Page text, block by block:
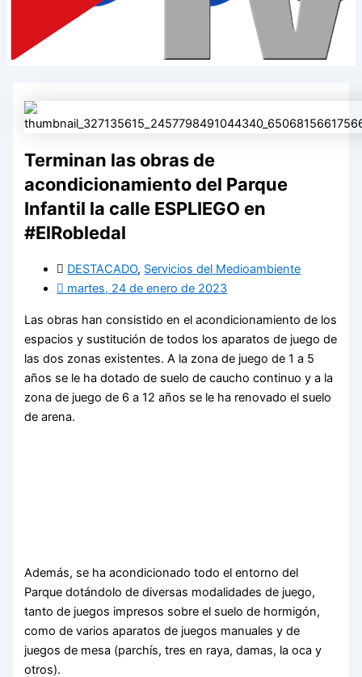
Terminan las obras de
acondicionamiento del Parque
Infantil la calle ESPLIEGO en
#ElRobledal
DESTACADO, Servicios del Medioambiente
martes, 24 de enero de 2023
Las obras han consistido en el acondicionamiento de los
espacios y sustitución de todos los aparatos de juego de
las dos zonas existentes. A la zona de juego de 1 a 5
años se le ha dotado de suelo de caucho continuo y a la
zona de juego de 6 a 12 años se le ha renovado el suelo
de arena.
Además, se ha acondicionado todo el entorno del
Parque dotándolo de diversas modalidades de juego,
tanto de juegos impresos sobre el suelo de hormigón,
como de varios aparatos de juegos manuales y de
juegos de mesa (parchís, tres en raya, damas, la oca y
otros).